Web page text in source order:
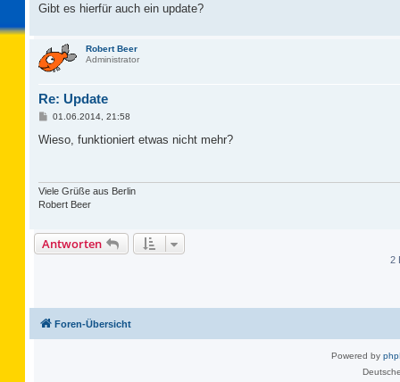
a
Gibt es hierfür auch ein update?
Robert Beer
Administrator
Re: Update
B
i
01.06.2014, 21:58
Wieso, funktioniert etwas nicht mehr?
Viele Grüße aus Berlin
Robert Beer
Antworten
2
Foren-Übersicht
Powered by